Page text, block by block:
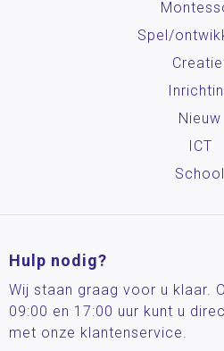
Spel/
Nieuw
ICT
School
Hulp nodig?
Wij staan graag voor u klaar.
09:00 en 17:00 uur kunt u
met onze klantenservice.